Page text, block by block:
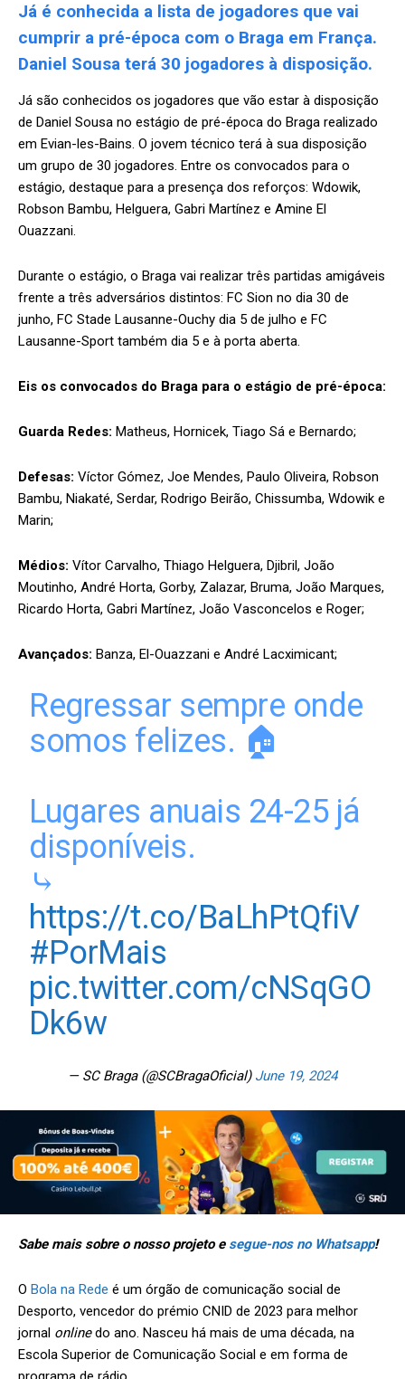
Já é conhecida a lista de jogadores que vai
cumprir a pré-época com o Braga em França.
Daniel Sousa terá 30 jogadores à disposição.
Já são conhecidos os jogadores que vão estar à disposição
de Daniel Sousa no estágio de pré-época do Braga realizado
em Evian-les-Bains. O jovem técnico terá à sua disposição
um grupo de 30 jogadores. Entre os convocados para o
estágio, destaque para a presença dos reforços: Wdowik,
Robson Bambu, Helguera, Gabri Martínez e Amine El
Ouazzani.
Durante o estágio, o Braga vai realizar três partidas amigáveis
frente a três adversários distintos: FC Sion no dia 30 de
junho, FC Stade Lausanne-Ouchy dia 5 de julho e FC
Lausanne-Sport também dia 5 e à porta aberta.
Eis os convocados do Braga para o estágio de pré-época:
Guarda Redes: Matheus, Hornicek, Tiago Sá e Bernardo;
Defesas: Víctor Gómez, Joe Mendes, Paulo Oliveira, Robson
Bambu, Niakaté, Serdar, Rodrigo Beirão, Chissumba, Wdowik e
Marin;
Médios: Vítor Carvalho, Thiago Helguera, Djibril, João
Moutinho, André Horta, Gorby, Zalazar, Bruma, João Marques,
Ricardo Horta, Gabri Martínez, João Vasconcelos e Roger;
Avançados: Banza, El-Ouazzani e André Lacximicant;
Regressar sempre onde
somos felizes. 🏠
Lugares anuais 24-25 já
disponíveis.
⤷
https://t.co/BaLhPtQfiV
#PorMais
pic.twitter.com/cNSqGO
Dk6w
— SC Braga (@SCBragaOficial) June 19, 2024
Sabe mais sobre o nosso projeto e segue-nos no Whatsapp!
O Bola na Rede é um órgão de comunicação social de
Desporto, vencedor do prémio CNID de 2023 para melhor
jornal onlinedo ano. Nasceu há mais de uma década, na
Escola Superior de Comunicação Social e em forma de